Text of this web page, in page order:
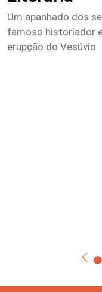
Um apanhado dos
famoso historiador
erupção do Vesúvio